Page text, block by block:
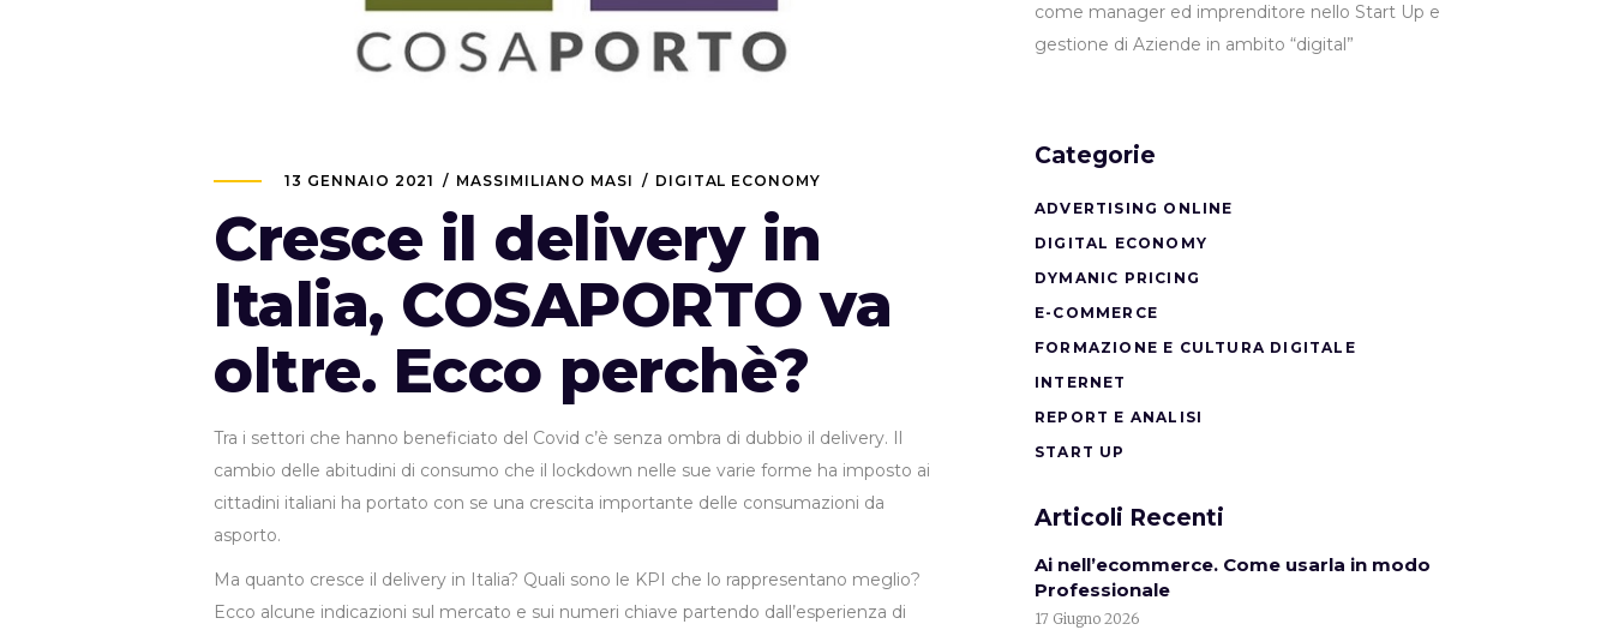
13 GENNAIO 2021 MASSIMILIANO MASI DIGITAL ECONOMY
Cresce il delivery in
Italia, COSAPORTO va
oltre. Ecco perchè?
Tra i settori che hanno beneficiato del Covid c’è senza ombra di dubbio il delivery. Il
cambio delle abitudini di consumo che il lockdown nelle sue varie forme ha imposto ai
cittadini italiani ha portato con se una crescita importante delle consumazioni da
asporto.
Ma quanto cresce il delivery in Italia? Quali sono le KPI che lo rappresentano meglio?
Ecco alcune indicazioni sul mercato e sui numeri chiave partendo dall’esperienza di
come manager ed imprenditore nello Start Up e
gestione di Aziende in ambito “digital”
Categorie
ADVERTISING ONLINE
DIGITAL ECONOMY
DYMANIC PRICING
E-COMMERCE
FORMAZIONE E CULTURA DIGITALE
INTERNET
REPORT E ANALISI
START UP
Articoli Recenti
Ai nell’ecommerce. Come usarla in modo
Professionale
17 Giugno 2026